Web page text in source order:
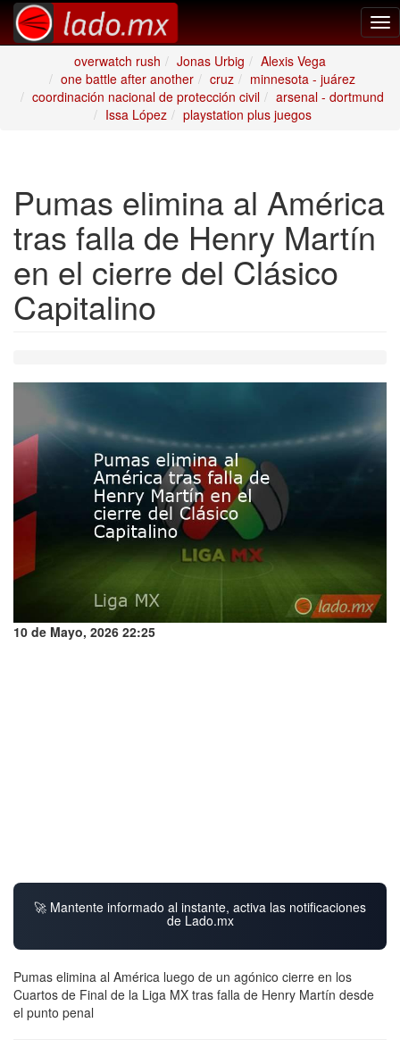
overwatch rush
Jonas Urbig
Alexis Vega
one battle after another
cruz
minnesota - juárez
coordinación nacional de protección civil
arsenal - dortmund
Issa López
playstation plus juegos
Pumas elimina al América
tras falla de Henry Martín
en el cierre del Clásico
Capitalino
10 de Mayo, 2026 22:25
🚀 Mantente informado al instante, activa las notificaciones
de Lado.mx
Pumas elimina al América luego de un agónico cierre en los
Cuartos de Final de la Liga MX tras falla de Henry Martín desde
el punto penal